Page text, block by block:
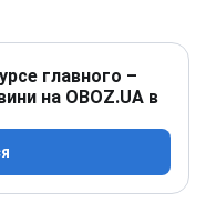
главного –
на OBOZ.UA в